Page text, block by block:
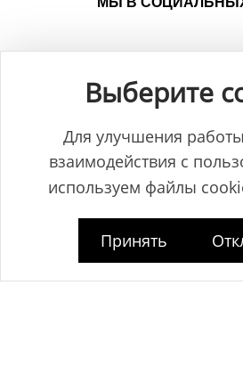
выданное Главным управлением
Выберите
Для улучшения
взаимодействия с
используем файлы
Принять